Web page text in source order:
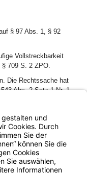
§ 97 Abs. 1, § 92
Vollstreckbarkeit
§ 709 S. 2 ZPO.
Die Rechtssache hat
Abs. 2 Satz 1 Nr. 1
des § 543 Abs. 2 Satz
erfordert, wie
die Anwendung
auf den Einzelfall.